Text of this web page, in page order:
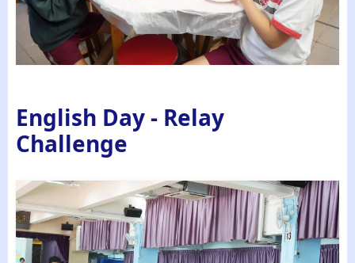
English Day - Relay
Challenge